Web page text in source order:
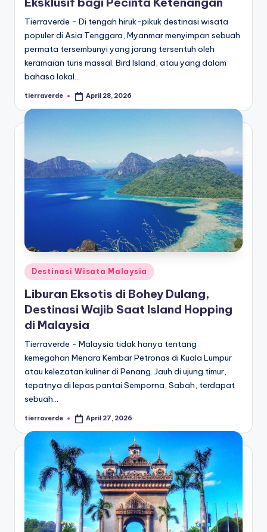
Tierraverde - Di tengah hiruk-pikuk destinasi wisata
populer di Asia Tenggara, Myanmar menyimpan sebuah
permata tersembunyi yang jarang tersentuh oleh
keramaian turis massal. Bird Island, atau yang dalam
bahasa lokal…
Posted
tierraverde April 28, 2026
Posted
in
Destinasi Wisata Malaysia
Liburan Eksotis di Bohey Dulang,
Destinasi Wajib Saat Island Hopping
di Malaysia
Tierraverde - Malaysia tidak hanya tentang
kemegahan Menara Kembar Petronas di Kuala Lumpur
atau kelezatan kuliner di Penang. Jauh di ujung timur,
tepatnya di lepas pantai Semporna, Sabah, terdapat
sebuah…
Posted
tierraverde April 27, 2026